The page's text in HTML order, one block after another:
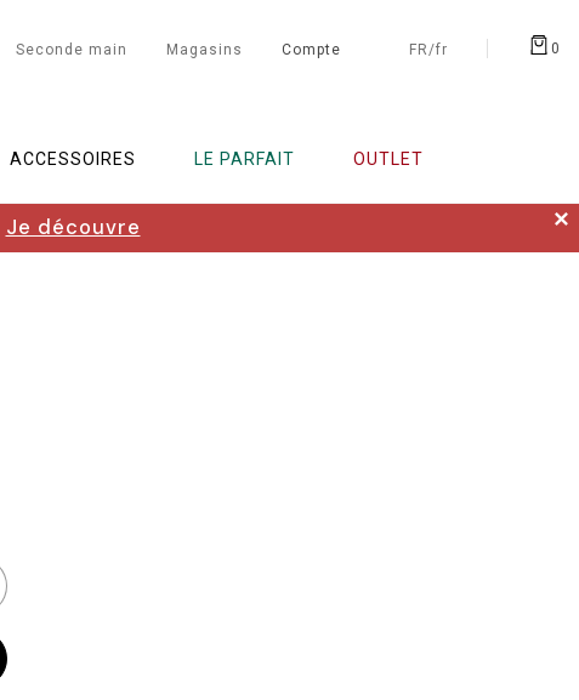
Seconde main Magasins Compte FR/fr 0
ACCESSOIRES LE PARFAIT OUTLET
Je découvre ✕